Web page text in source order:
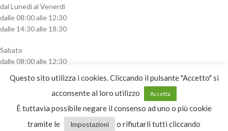
dal Lunedì al Venerdì
dalle 08:00 alle 12:30
dalle 14:30 alle 18:30
Sabato
dalle 08:00 alle 12:30
CATEGORIE PRODOTTO
Equitazione
Questo sito utilizza i cookies. Cliccando il pulsante "Accetto" si
acconsente al loro utilizzo
Accetta
È tuttavia possibile negare il consenso ad uno o più cookie
tramite le
Impostazioni o rifiutarli tutti cliccando